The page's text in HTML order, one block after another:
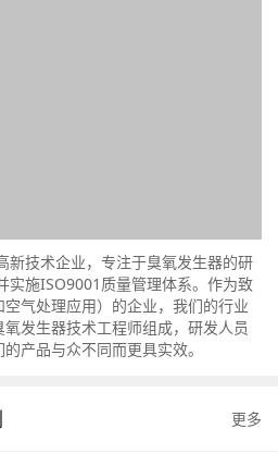
新技术企业，专注于臭氧发生器的研
实施ISO9001质量管理体系。作为致
气处理应用）的企业，我们的行业
发生器技术工程师组成，研发人员
产品与众不同而更具实效。
更多